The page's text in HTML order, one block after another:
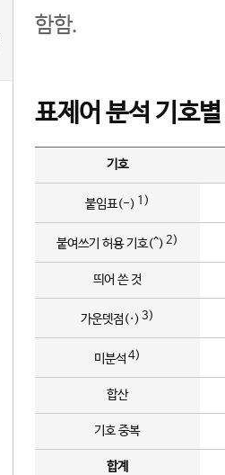
함함.
표제어 분석 기호
기호
붙임표(-) 1)
붙여쓰기 허용 기호(^) 2)
띄어 쓴 것
가운뎃점(·) 3)
미분석 4)
합산
기호 중복
합계